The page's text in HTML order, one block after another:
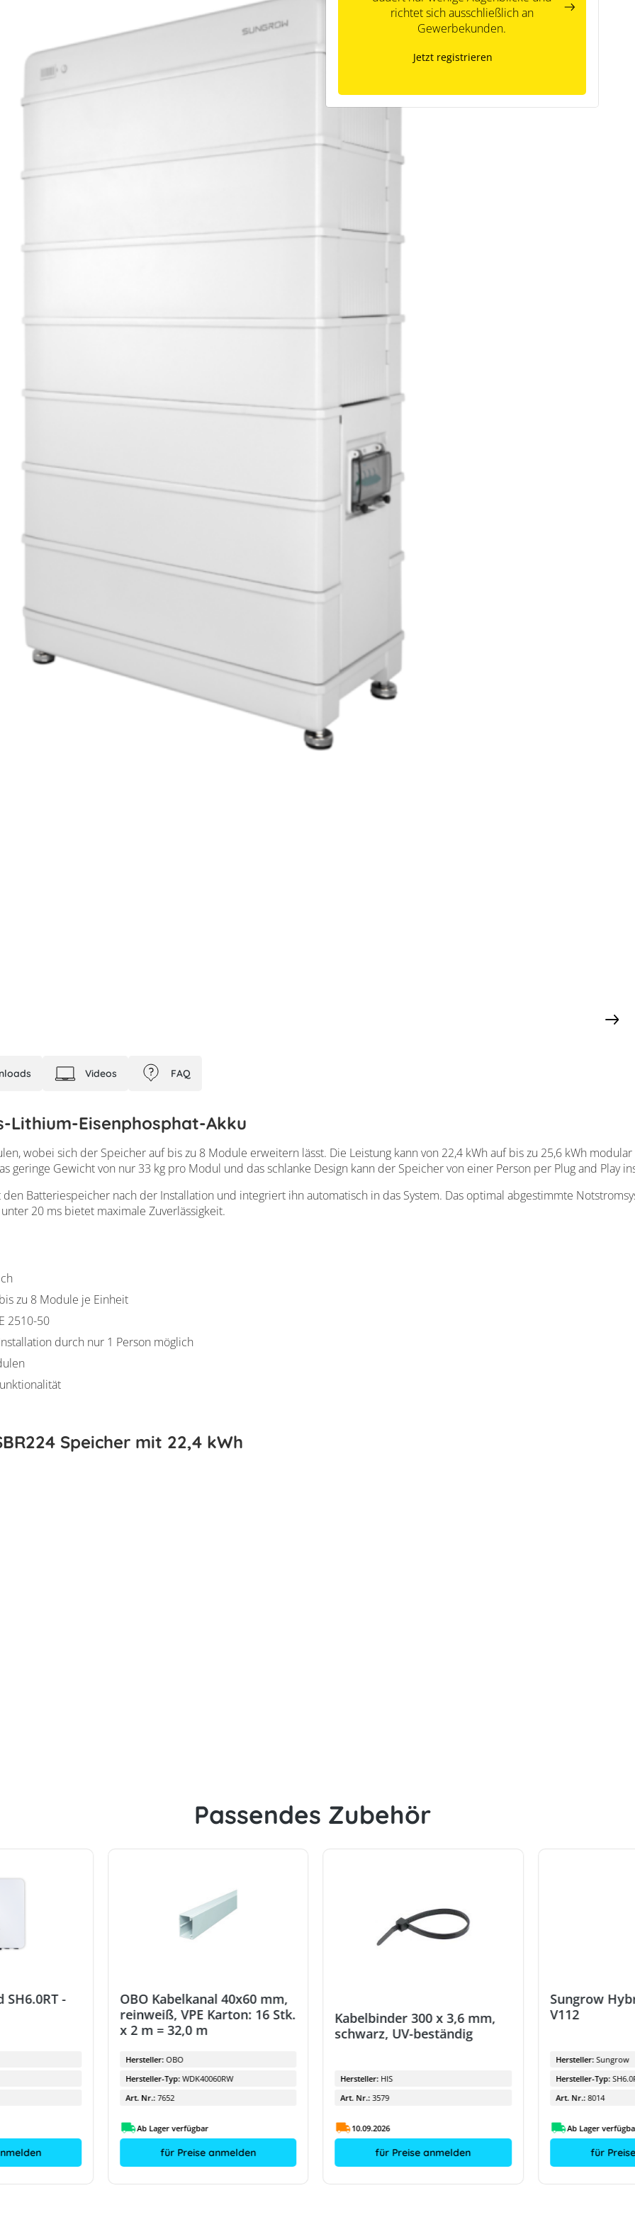
richtet sich ausschließlich an
Gewerbekunden.
Jetzt registrieren
Videos FAQ
Lithium-Eisenphosphat-Akku
wobei sich der Speicher auf bis zu 8 Module erweitern lässt. Die Leistung kann von 22,4 kWh auf bis zu 25,6 kWh
geringe Gewicht von nur 33 kg pro Modul und das schlanke Design kann der Speicher von einer Person per Plug and Play
Batteriespeicher nach der Installation und integriert ihn automatisch in das System. Das optimal abgestimmte
20 ms bietet maximale Zuverlässigkeit.
zu 8 Module je Einheit
2510-50
durch nur 1 Person möglich
Speicher mit 22,4 kWh
Passendes Zubehör
-
OBO Kabelkanal 40x60 mm,
reinweiß, VPE Karton: 16 Stk.
x 2 m = 32,0 m
Hersteller:OBO
Hersteller-Typ:WDK40060RW
Art. Nr.:7652
Ab Lager verfügbar
für Preise anmelden
Kabelbinder 300 x 3,6 mm,
schwarz, UV-beständig
Hersteller: HIS
Art. Nr.:3579
10.09.2026
für Preise anmelden
Sungrow
V112
Hersteller: Sungrow
Hersteller-Typ:
Art. Nr.: 8014
Ab Lager
für